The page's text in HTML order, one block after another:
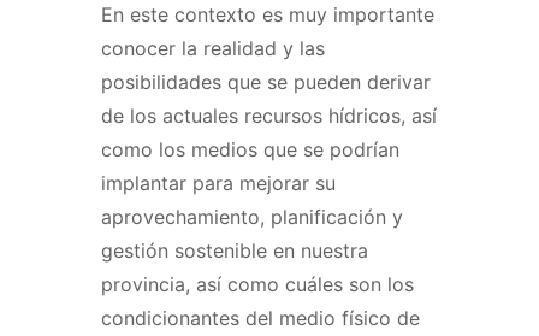
En este contexto es muy importante
conocer la realidad y las
posibilidades que se pueden derivar
de los actuales recursos hídricos, así
como los medios que se podrían
implantar para mejorar su
aprovechamiento, planificación y
gestión sostenible en nuestra
provincia, así como cuáles son los
condicionantes del medio físico de